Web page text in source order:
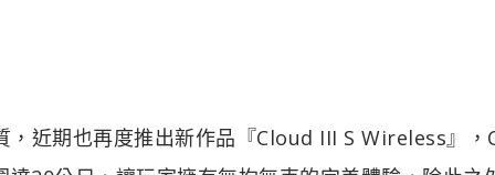
近期也再度推出新作品『Cloud III S Wireless』